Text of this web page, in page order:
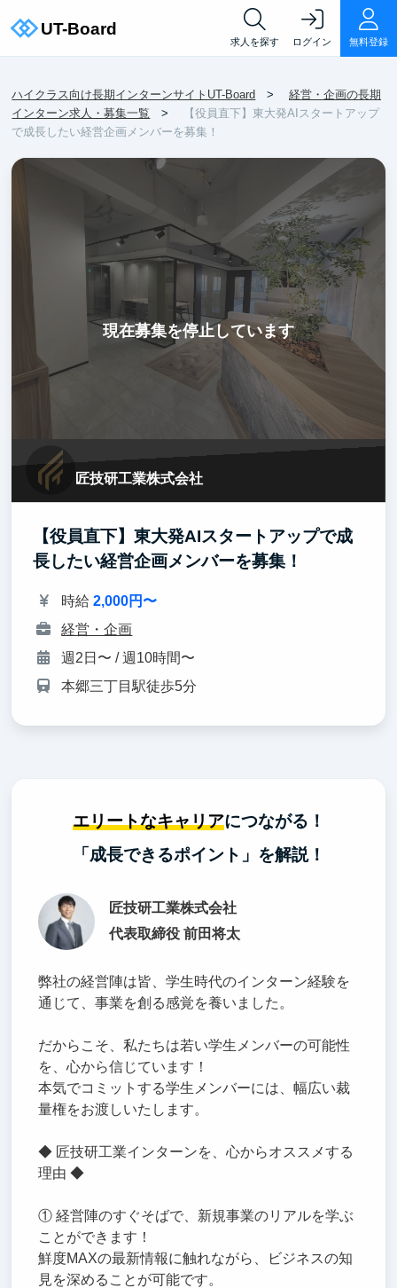
求人を探す ログイン 無料登録
ハイクラス向け長期インターンサイトUT-Board
経営・企画の長期
インターン求人・募集一覧
【役員直下】東大発AIスタートアップ
で成長したい経営企画メンバーを募集！
現在募集を停止しています
匠技研工業株式会社
【役員直下】東大発AIスタートアップで成
長したい経営企画メンバーを募集！
時給2,000円〜
経営・企画
週2日〜 / 週10時間〜
本郷三丁目駅徒歩5分
エリートなキャリアにつながる！
「成長できるポイント」を解説！
匠技研工業株式会社
代表取締役 前田将太
弊社の経営陣は皆、学生時代のインターン経験を
通じて、事業を創る感覚を養いました。
だからこそ、私たちは若い学生メンバーの可能性
を、心から信じています！
本気でコミットする学生メンバーには、幅広い裁
量権をお渡しいたします。
◆ 匠技研工業インターンを、心からオススメする
理由 ◆
① 経営陣のすぐそばで、新規事業のリアルを学ぶ
ことができます！
鮮度MAXの最新情報に触れながら、ビジネスの知
見を深めることが可能です。